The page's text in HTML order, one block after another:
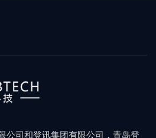
公司和登讯集团有限公司，青岛登